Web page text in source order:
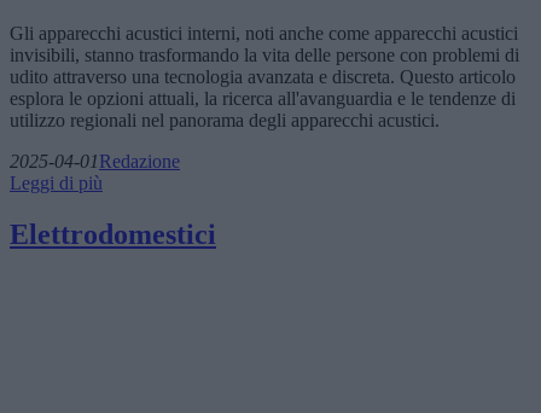
Gli apparecchi acustici interni, noti anche come apparecchi acustici
invisibili, stanno trasformando la vita delle persone con problemi di
udito attraverso una tecnologia avanzata e discreta. Questo articolo
esplora le opzioni attuali, la ricerca all'avanguardia e le tendenze di
utilizzo regionali nel panorama degli apparecchi acustici.
2025-04-01Redazione
Leggi di più
Elettrodomestici